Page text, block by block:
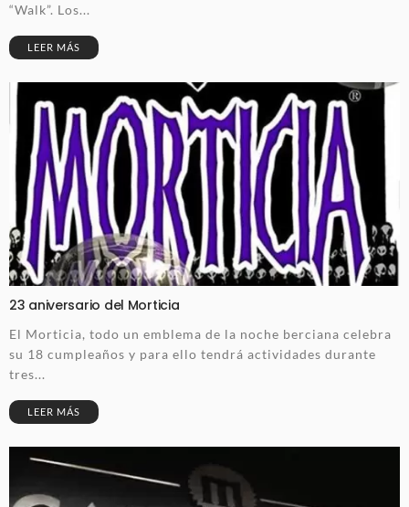
“Walk”. Los...
LEER MÁS
23 aniversario del Morticia
El Morticia, todo un emblema de la noche berciana celebra
su 18 cumpleaños y para ello tendrá actividades durante
tres...
LEER MÁS